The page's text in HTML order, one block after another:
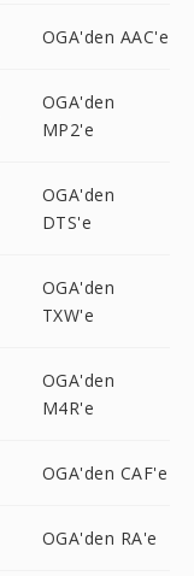
OGA'den AAC'e
OGA'den
MP2'e
OGA'den
DTS'e
OGA'den
TXW'e
OGA'den
M4R'e
OGA'den CAF'e
OGA'den RA'e